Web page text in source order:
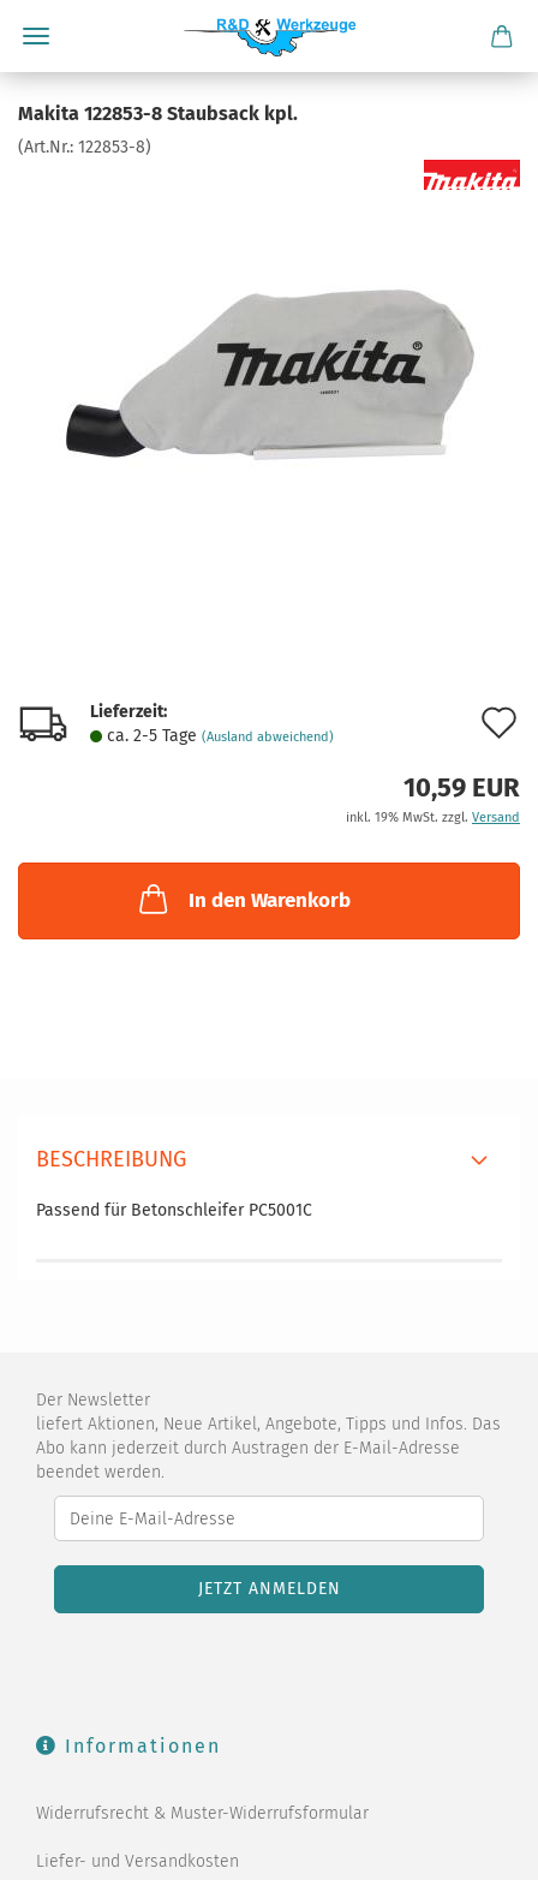
Makita 122853-8 Staubsack kpl.
(Art.Nr.: 122853-8)
Lieferzeit:
ca. 2-5 Tage (Ausland abweichend)
10,59 EUR
inkl. 19% MwSt. zzgl. Versand
In den Warenkorb
BESCHREIBUNG
Passend für Betonschleifer PC5001C
Der Newsletter
liefert Aktionen, Neue Artikel, Angebote, Tipps und Infos. Das
Abo kann jederzeit durch Austragen der E-Mail-Adresse
beendet werden.
Informationen
Widerrufsrecht & Muster-Widerrufsformular
Liefer- und Versandkosten